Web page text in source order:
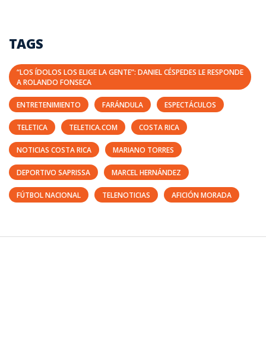
TAGS
“LOS ÍDOLOS LOS ELIGE LA GENTE”: DANIEL CÉSPEDES LE RESPONDE
A ROLANDO FONSECA
ENTRETENIMIENTO FARÁNDULA ESPECTÁCULOS
TELETICA TELETICA.COM COSTA RICA
NOTICIAS COSTA RICA MARIANO TORRES
DEPORTIVO SAPRISSA MARCEL HERNÁNDEZ
FÚTBOL NACIONAL TELENOTICIAS AFICIÓN MORADA